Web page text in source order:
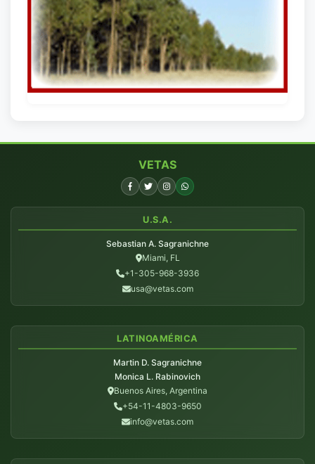
VETAS
U.S.A.
Sebastian A. Sagranichne
Miami, FL
+1-305-968-3936
usa@vetas.com
LATINOAMÉRICA
Martin D. Sagranichne
Monica L. Rabinovich
Buenos Aires, Argentina
+54-11-4803-9650
info@vetas.com